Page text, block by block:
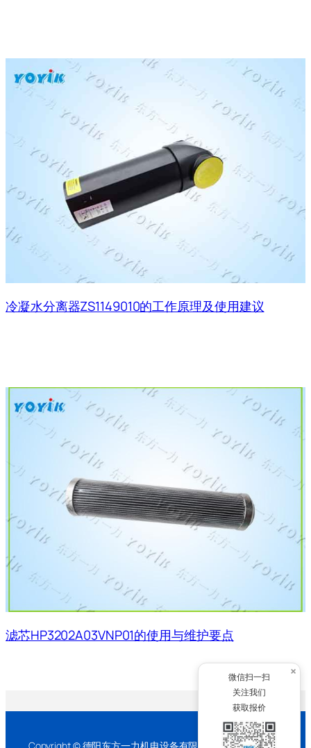
冷凝水分离器ZS1149010的工作原理及使用建议
滤芯HP3202A03VNP01的使用与维护要点
×
微信扫一扫
关注我们
获取报价